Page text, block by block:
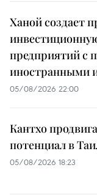
Ханой создает
предприятий с
иностранными
05/08/2026 22:00
Кантхо
потенциал в
05/08/2026 18:23